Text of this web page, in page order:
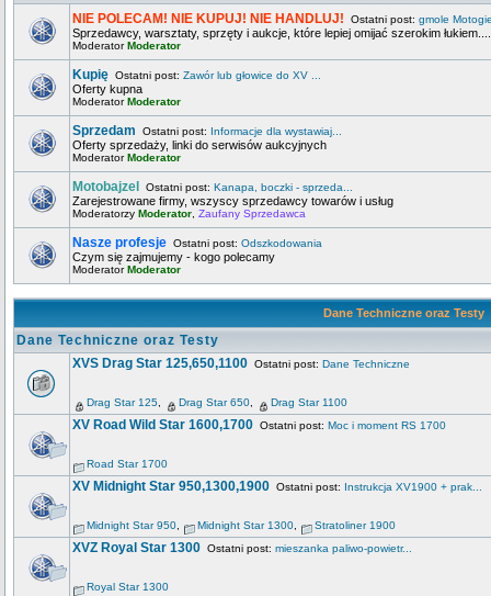
NIE POLECAM! NIE KUPUJ! NIE HANDLUJ! Ostatni post: gmole
Sprzedawcy, warsztaty, sprzęty i aukcje, które lepiej omijać szerokim
ModeratorModerator
Kupię Ostatni post: Zawór lub głowice do XV ...
Oferty kupna
ModeratorModerator
Sprzedam Ostatni post: Informacje dla wystawiaj...
Oferty sprzedaży, linki do serwisów aukcyjnych
ModeratorModerator
Motobajzel Ostatni post: Kanapa, boczki - sprzeda...
Zarejestrowane firmy, wszyscy sprzedawcy towarów i usług
Moderatorzy Moderator Zaufany Sprzedawca
Nasze profesje Ostatni post: Odszkodowania
Czym się zajmujemy - kogo polecamy
ModeratorModerator
Dane Techniczne oraz Testy
Dane Techniczne oraz Testy
XVS Drag Star 125,650,1100 Ostatni post: Dane Techniczne
Drag Star 125 Drag Star 650 Drag Star 1100
XV Road Wild Star 1600,1700 Ostatni post: Moc i moment RS 1700
Road Star 1700
XV Midnight Star 950,1300,1900 Ostatni post: Instrukcja XV1900 + prak...
Midnight Star 950 Midnight Star 1300 Stratoliner 1900
XVZ Royal Star 1300 Ostatni post: mieszanka paliwo-powietr...
Royal Star 1300